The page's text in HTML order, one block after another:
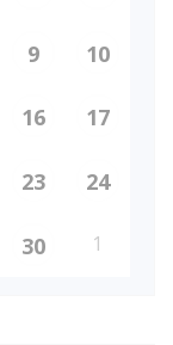
9 10
16 17
23 24
30 1